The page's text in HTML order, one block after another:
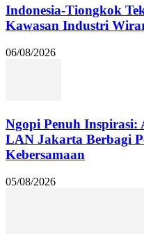
Indonesia-Tiongkok
Kawasan Industri
06/08/2026
Ngopi Penuh
LAN Jakarta Berbagi
Kebersamaan
05/08/2026